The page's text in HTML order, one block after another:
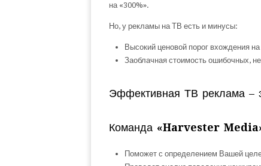
на «300%».
Но, у рекламы на ТВ есть и минусы:
Высокий ценовой порог вхождения
Заоблачная стоимость ошибочных,
Эффективная ТВ реклама –
Команда «Harvester
Поможет с определением Вашей